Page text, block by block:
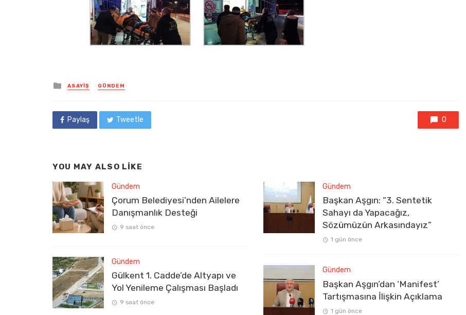
Posted
in
ASAYIŞ GÜNDEM
Paylaş Tweetle 0
YOU MAY ALSO LIKE
Gündem
Çorum Belediyesi’nden Ailelere
Danışmanlık Desteği
9 saat önce
Gündem
Gülkent 1. Cadde’de Altyapı ve
Yol Yenileme Çalışması Başladı
9 saat önce
Gündem
Başkan Aşgın: “3. Sentetik
Sahayı da Yapacağız,
Sözümüzün Arkasındayız”
1 gün önce
Gündem
Başkan Aşgın’dan ‘Manifest’
Tartışmasına İlişkin Açıklama
1 gün önce